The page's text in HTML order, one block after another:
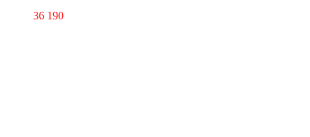
36 190